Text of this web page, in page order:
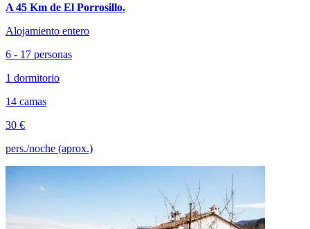
A 45 Km de El Porrosillo.
Alojamiento entero
6 - 17 personas
1 dormitorio
14 camas
30 €
pers./noche (aprox.)